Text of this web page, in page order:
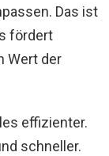
Das ist
fördert
Wert der
effizienter.
schneller.